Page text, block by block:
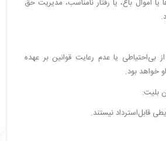
اموال باغ، یا رفتار نامناسب، مدیریت حق
بی‌احتیاطی یا عدم رعایت قوانین بر عهده
خواهد بود.
قابل‌استرداد نیستند.